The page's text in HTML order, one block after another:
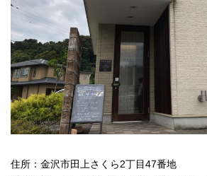
住所：金沢市田上さくら2丁目47番地